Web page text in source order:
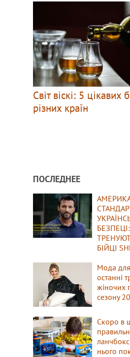
Світ віскі: 5 цікавих
різних країн
ПОСЛЕДНЕЕ
БІЙЦІ
Мода
останні
жіночих
сезону
Скоро в
нього